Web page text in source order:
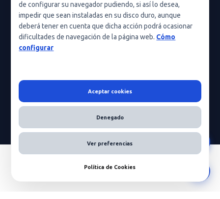
de configurar su navegador pudiendo, si así lo desea,
impedir que sean instaladas en su disco duro, aunque
deberá tener en cuenta que dicha acción podrá ocasionar
dificultades de navegación de la página web. Cómo
configurar
Aceptar cookies
Denegado
Ver preferencias
Política de Cookies
Política de cookies
Condiciones generales de contratación
Nota legal